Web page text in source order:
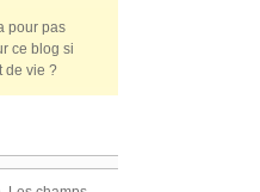
pour pas
ce blog si
de vie ?